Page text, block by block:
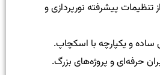
تنظیمات پیشرفته نورپردازی و
ساده و یکپارچه با اسکچاپ.
حرفه‌ای و پروژه‌های بزرگ.